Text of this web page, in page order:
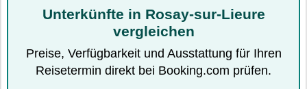
Unterkünfte in Rosay-sur-Lieure
vergleichen
Preise, Verfügbarkeit und Ausstattung für Ihren
Reisetermin direkt bei Booking.com prüfen.